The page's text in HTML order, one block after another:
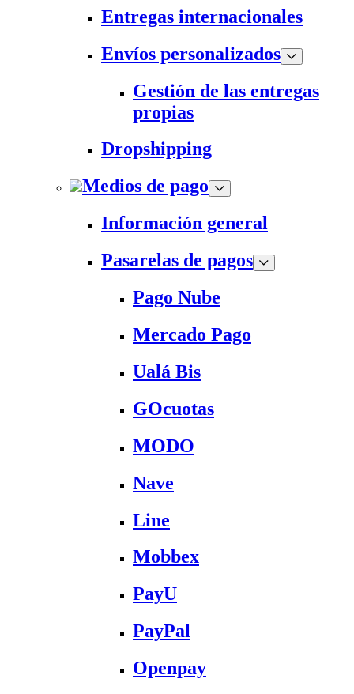
Entregas internacionales
Envíos personalizados
Gestión de las entregas
propias
Dropshipping
Medios de pago
Información general
Pasarelas de pagos
Pago Nube
Mercado Pago
Ualá Bis
GOcuotas
MODO
Nave
Line
Mobbex
PayU
PayPal
Openpay